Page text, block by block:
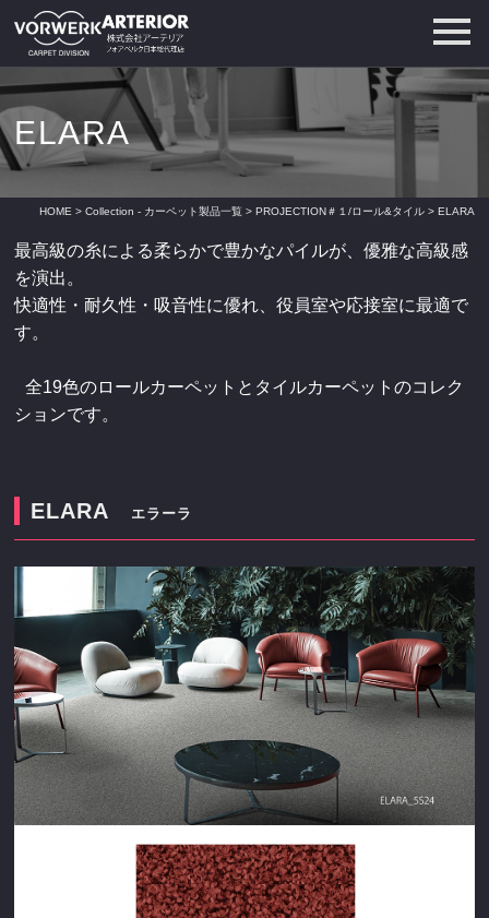
ELARA
HOME > Collection - カーペット製品一覧> PROJECTION＃１/ロール&タイル> ELARA
最高級の糸による柔らかで豊かなパイルが、優雅な高級感
を演出。
快適性・耐久性・吸音性に優れ、役員室や応接室に最適で
す。
全19色のロールカーペットとタイルカーペットのコレク
ションです。
ELARA エラーラ